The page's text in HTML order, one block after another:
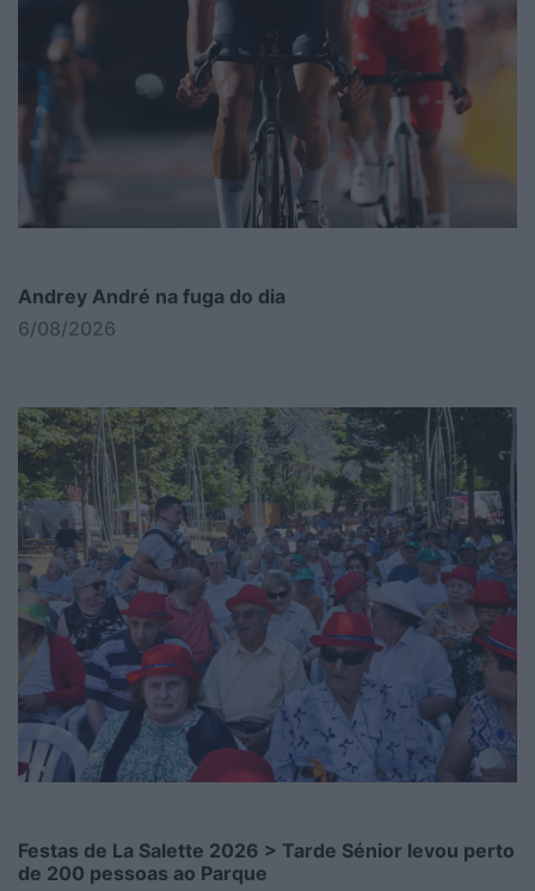
Andrey André na fuga do dia
6/08/2026
Festas de La Salette 2026 > Tarde Sénior levou perto
de 200 pessoas ao Parque